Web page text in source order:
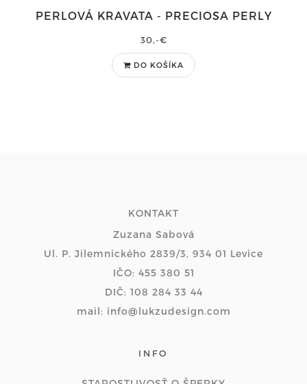
PERLOVÁ KRAVATA - PRECIOSA PERLY
30,-€
DO KOŠÍKA
KONTAKT
Zuzana Sabová
Ul. P. Jilemnického 2839/3, 934 01 Levice
IČO: 455 380 51
DIČ: 108 284 33 44
mail: info@lukzudesign.com
INFO